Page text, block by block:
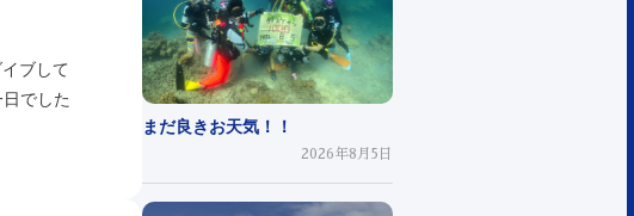
ブして
でした
まだ良きお天気！！
2026年8月5日